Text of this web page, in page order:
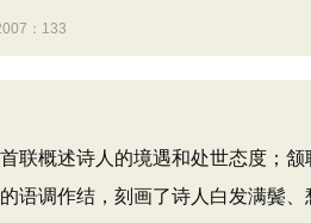
：133
联概述诗人的境遇和处世态度；
语调作结，刻画了诗人白发满鬓